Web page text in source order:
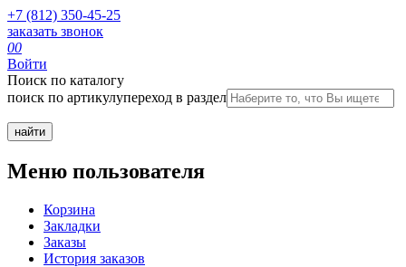
+7 (812) 350-45-25
заказать звонок
00
Войти
Поиск по каталогу
поиск по артикулупереход в раздел
Меню пользователя
Корзина
Закладки
Заказы
История заказов